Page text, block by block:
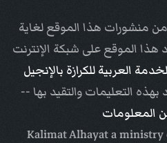
منشورات هذا الموقع لغاية
هذا الموقع على شبكة الإنترنت
العربية للكرازة بالإنجيل
بهذه التعليمات والتقيد بها --
المعلومات